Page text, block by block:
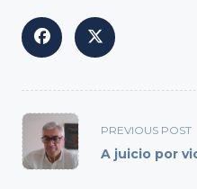
<span
class="nav-
subtitle
PREVIOUS POST
A juicio por